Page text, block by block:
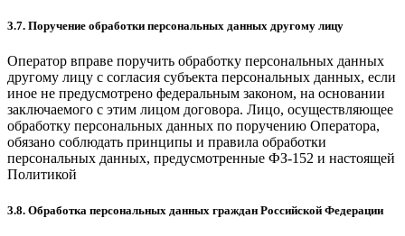
3.7. Поручение обработки персональных данных другому лицу
Оператор вправе поручить обработку персональных данных
другому лицу с согласия субъекта персональных данных, если
иное не предусмотрено федеральным законом, на основании
заключаемого с этим лицом договора. Лицо, осуществляющее
обработку персональных данных по поручению Оператора,
обязано соблюдать принципы и правила обработки
персональных данных, предусмотренные ФЗ-152 и настоящей
Политикой
3.8. Обработка персональных данных граждан Российской Федерации